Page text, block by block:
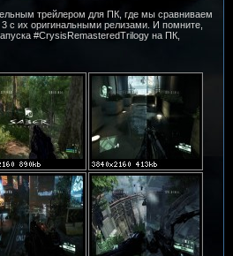
трейлером для ПК, где мы сравниваем
с их оригинальными релизами. И помните,
#CrysisRemasteredTrilogy на ПК,